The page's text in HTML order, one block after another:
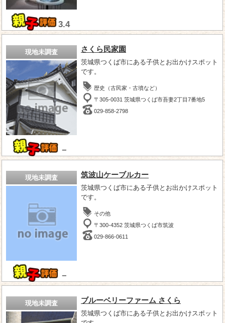
3.4
現地未調査
－
さくら民家園
茨城県つくば市にある子供とお出かけスポット
です。
歴史（古民家・古墳など）
〒305-0031 茨城県つくば市吾妻2丁目7番地5
029-858-2798
現地未調査
－
筑波山ケーブルカー
茨城県つくば市にある子供とお出かけスポット
です。
その他
〒300-4352 茨城県つくば市筑波
029-866-0611
現地未調査 ブルーベリーファーム さくら
茨城県つくば市にある子供とお出かけスポット